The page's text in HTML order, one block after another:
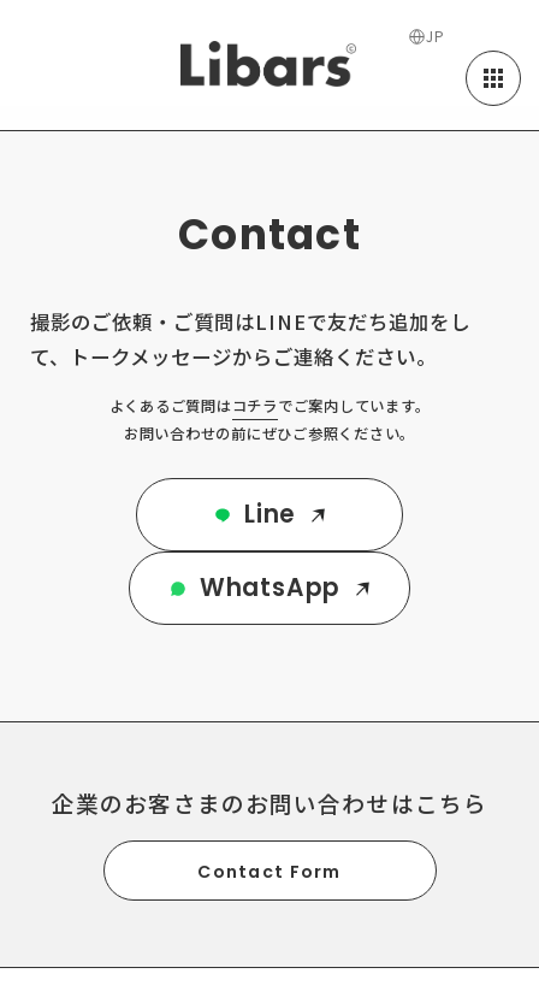
JP
LINEで相談・お問い合わせ｜
Contact
撮影のご依頼・ご質問はLINEで友だち追加をし
て、トークメッセージからご連絡ください。
よくあるご質問はコチラでご案内しています。
お問い合わせの前にぜひご参照ください。
Line
WhatsApp
企業のお客さまのお問い合わせはこちら
Contact Form